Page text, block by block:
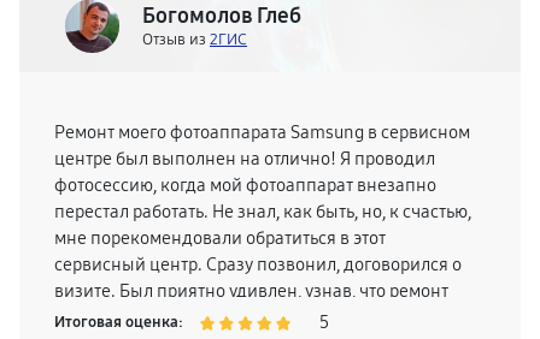
Богомолов Глеб
Отзыв из 2ГИС
Ремонт моего фотоаппарата Samsung в сервисном
центре был выполнен на отлично! Я проводил
фотосессию, когда мой фотоаппарат внезапно
перестал работать. Не знал, как быть, но, к счастью,
мне порекомендовали обратиться в этот
сервисный центр. Сразу позвонил, договорился о
визите. Был приятно удивлен, узнав, что ремонт
моего фотоаппарата займет всего несколько
Итоговая оценка: 5